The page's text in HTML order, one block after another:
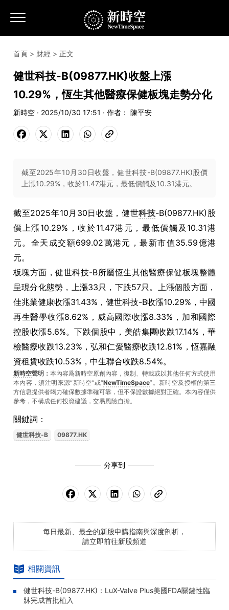
首頁 > 財經 > 正文
健世科技-B(09877.HK)收盤上漲
10.29%，恆生其他醫療保健板塊走勢分化
新時空 · 2025/10/30 17:51 · 作者： 陳平安
截至2025年10月30日收盤，健世科技-B(09877.HK)股價
上漲10.29%，收於11.47港元，最低價觸及10.31港元。
截至2025年10月30日收盤，健世科技-B(09877.HK)股
價上漲10.29%，收於11.47港元，最低價觸及10.31港
元。全天成交額699.02萬港元，最新市值35.59億港
元。
板塊方面，健世科技-B所屬恆生其他醫療保健板塊整體
呈現分化態勢，上漲33只，下跌57只。上漲個股方面，
佳兆業健康收漲31.43%，健世科技-B收漲10.29%，中國
再生醫學收漲8.62%，威高國際收漲8.33%，加和國際
控股收漲5.6%。下跌個股中，美皓集團收跌17.14%，華
檢醫療收跌13.23%，弘和仁愛醫療收跌12.81%，恆嘉融
資租賃收跌10.53%，中生聯合收跌8.54%。
新時空聲明： 本內容爲新時空原創內容，復制、轉載或以其他任何方式使用
本內容，須注明來源“新時空”或“NewTimeSpace”。新時空及授權的第三
方信息提供者竭力確保數據準確可靠，但不保證數據絕對正確。本內容僅供
參考，不構成任何投資建議，交易風險自擔。
關鍵詞：
健世科技-B 09877.HK
分享到
每日最新、最全的新股申購指南與深度剖析，
請立即前往新股頻道
相關資訊
健世科技-B(09877.HK)：LuX-Valve Plus美國FDA關鍵性臨
牀完成首批植入